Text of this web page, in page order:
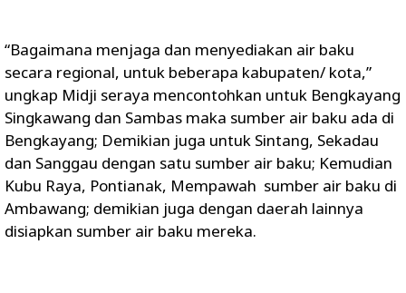
“Bagaimana menjaga dan menyediakan air baku
secara regional, untuk beberapa kabupaten/ kota,”
ungkap Midji seraya mencontohkan untuk Bengkayang
Singkawang dan Sambas maka sumber air baku ada di
Bengkayang; Demikian juga untuk Sintang, Sekadau
dan Sanggau dengan satu sumber air baku; Kemudian
Kubu Raya, Pontianak, Mempawah sumber air baku di
Ambawang; demikian juga dengan daerah lainnya
disiapkan sumber air baku mereka.